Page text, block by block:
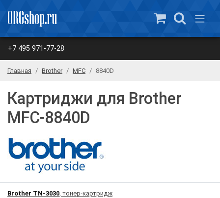
+7 495 971-77-28
Главная Brother MFC 8840D
Картриджи для Brother
MFC-8840D
Brother TN-3030, тонер-картридж